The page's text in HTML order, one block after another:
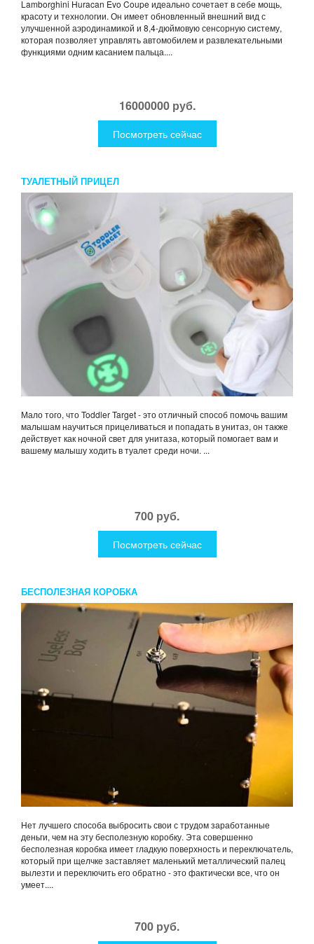
Lamborghini Huracan Evo Coupe идеально сочетает в себе мощь,
красоту и технологии. Он имеет обновленный внешний вид с
улучшенной аэродинамикой и 8,4-дюймовую сенсорную систему,
которая позволяет управлять автомобилем и развлекательными
функциями одним касанием пальца....
16000000 руб.
Посмотреть сейчас
ТУАЛЕТНЫЙ ПРИЦЕЛ
Мало того, что Toddler Target - это отличный способ помочь вашим
малышам научиться прицеливаться и попадать в унитаз, он также
действует как ночной свет для унитаза, который помогает вам и
вашему малышу ходить в туалет среди ночи. ...
700 руб.
Посмотреть сейчас
БЕСПОЛЕЗНАЯ КОРОБКА
Нет лучшего способа выбросить свои с трудом заработанные
деньги, чем на эту бесполезную коробку. Эта совершенно
бесполезная коробка имеет гладкую поверхность и переключатель,
который при щелчке заставляет маленький металлический палец
вылезти и переключить его обратно - это фактически все, что он
умеет....
700 руб.